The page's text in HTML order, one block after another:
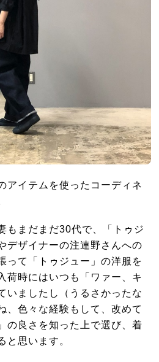
アイテムを使ったコーディネ
もまだまだ30代で、「トゥジ
デザイナーの注連野さんへの
って「トゥジュー」の洋服を
荷時にはいつも「ワァー、キ
いましたし（うるさかったな
、色々な経験もして、改めて
の良さを知った上で選び、着
と思います。